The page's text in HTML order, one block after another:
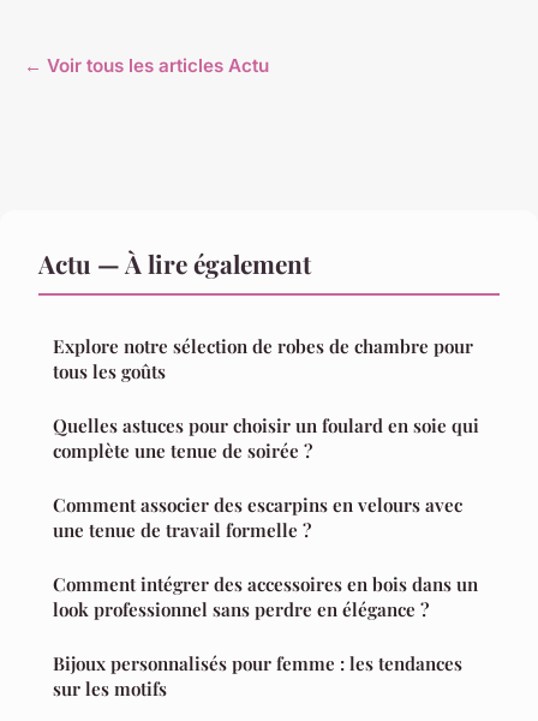
← Voir tous les articles Actu
Actu — À lire également
Explore notre sélection de robes de chambre pour
tous les goûts
Quelles astuces pour choisir un foulard en soie qui
complète une tenue de soirée ?
Comment associer des escarpins en velours avec
une tenue de travail formelle ?
Comment intégrer des accessoires en bois dans un
look professionnel sans perdre en élégance ?
Bijoux personnalisés pour femme : les tendances
sur les motifs